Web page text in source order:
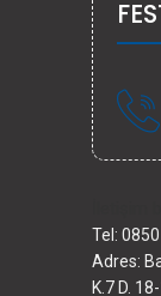
Tel:
Adres:
K.7 D.